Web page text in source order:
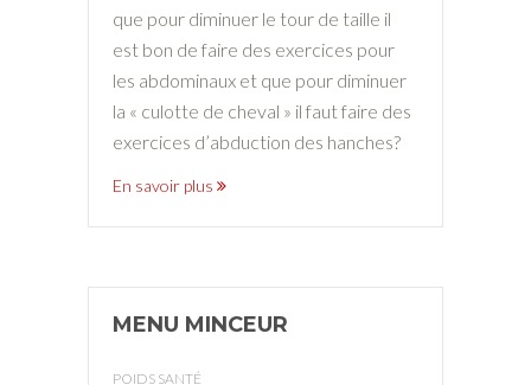
que pour diminuer le tour de taille il
est bon de faire des exercices pour
les abdominaux et que pour diminuer
la « culotte de cheval » il faut faire des
exercices d’abduction des hanches?
En savoir plus
MENU MINCEUR
POIDS SANTÉ